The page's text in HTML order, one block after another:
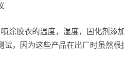
涂胶衣的温度，湿度，固化剂添
，因为这些产品在出厂时虽然